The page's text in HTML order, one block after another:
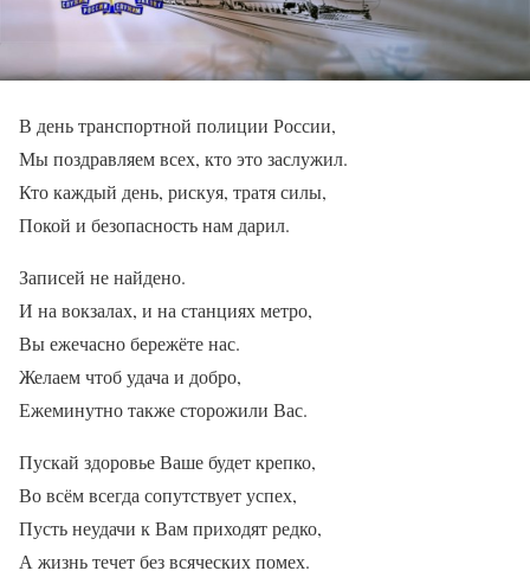
В день транспортной полиции России,
Мы поздравляем всех, кто это заслужил.
Кто каждый день, рискуя, тратя силы,
Покой и безопасность нам дарил.
Записей не найдено.
И на вокзалах, и на станциях метро,
Вы ежечасно бережёте нас.
Желаем чтоб удача и добро,
Ежеминутно также сторожили Вас.
Пускай здоровье Ваше будет крепко,
Во всём всегда сопутствует успех,
Пусть неудачи к Вам приходят редко,
А жизнь течет без всяческих помех.